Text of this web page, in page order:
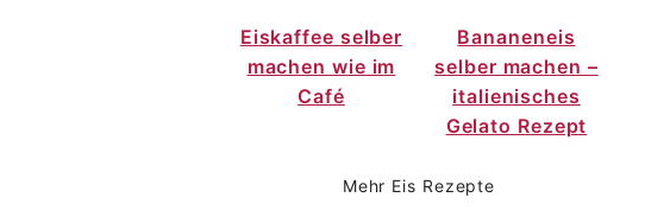
Eiskaffee selber
machen wie im
Café
Bananeneis
selber machen –
italienisches
Gelato Rezept
Mehr Eis Rezepte